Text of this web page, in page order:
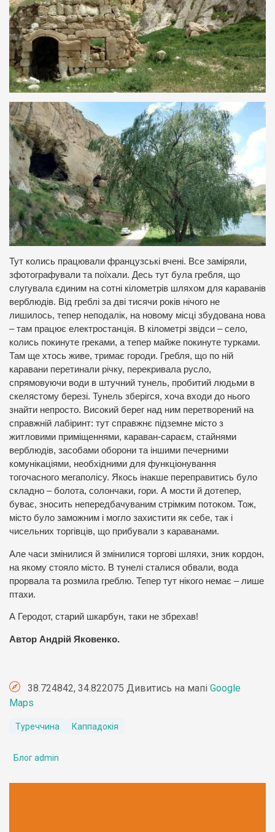
Тут колись працювали французські вчені. Все заміряли,
зфотографували та поїхали. Десь тут була гребля, що
слугувала єдиним на сотні кілометрів шляхом для караванів
верблюдів. Від греблі за дві тисячи років нічого не
лишилось, тепер неподалік, на новому місці збудована нова
– там працює електростанція. В кілометрі звідси – село,
колись покинуте греками, а тепер майже покинуте турками.
Там ще хтось живе, тримає городи. Гребля, що по ній
каравани перетинали річку, перекривала русло,
спрямовуючи води в штучний тунель, пробитий людьми в
скелястому березі. Тунель зберігся, хоча входи до нього
знайти непросто. Високий берег над ним перетворений на
справжній лабіринт: тут справжнє підземне місто з
житловими приміщеннями, караван-сараєм, стайнями
верблюдів, засобами оборони та іншими печерними
комунікаціями, необхідними для функціонування
тогочасного мегаполісу. Якось інакше переправитись було
складно – болота, солончаки, гори. А мости й дотепер,
буває, зносить непередбачуваним стрімким потоком. Тож,
місто було заможним і могло захистити як себе, так і
чисельних торгівців, що прибували з караванами.
Але часи змінилися й змінилися торгові шляхи, зник кордон,
на якому стояло місто. В тунелі сталися обвали, вода
прорвала та розмила греблю. Тепер тут нікого немає – лише
птахи.
А Геродот, старий шкарбун, таки не збрехав!
Автор Андрій Яковенко.
38.724842, 34.822075 Дивитись на мапі Google
Maps
Туреччина Каппадокія
Блог admin